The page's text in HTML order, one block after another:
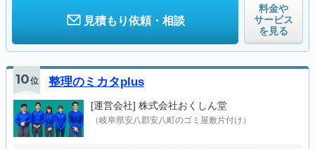
見積もり依頼・相談
料金や
サービス
を見る
10位 整理のミカタplus
[運営会社] 株式会社おくしん堂
（岐阜県安八郡安八町のゴミ屋敷片付け）